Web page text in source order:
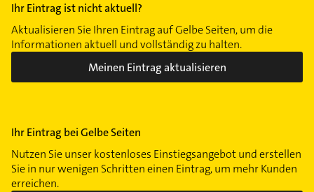
Ihr Eintrag ist nicht aktuell?
Aktualisieren Sie Ihren Eintrag auf Gelbe Seiten, um die
Informationen aktuell und vollständig zu halten.
Meinen Eintrag aktualisieren
Ihr Eintrag bei Gelbe Seiten
Nutzen Sie unser kostenloses Einstiegsangebot und erstellen
Sie in nur wenigen Schritten einen Eintrag, um mehr Kunden
erreichen.